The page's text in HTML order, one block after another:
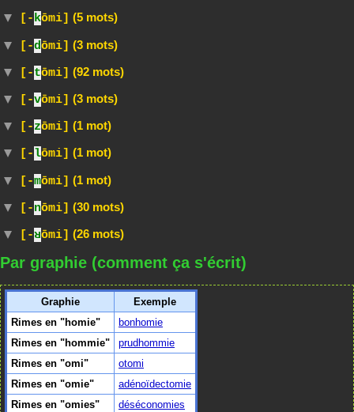
[-kōmi] (5 mots)
[-dōmi] (3 mots)
[-tōmi] (92 mots)
[-vōmi] (3 mots)
[-zōmi] (1 mot)
[-lōmi] (1 mot)
[-mōmi] (1 mot)
[-nōmi] (30 mots)
[-ʁōmi] (26 mots)
Par graphie (comment ça s'écrit)
Graphie
Exemple
Rimes en "homie"
bonhomie
Rimes en "hommie"
prudhommie
Rimes en "omi"
otomi
Rimes en "omie"
adénoïdectomie
Rimes en "omies"
déséconomies